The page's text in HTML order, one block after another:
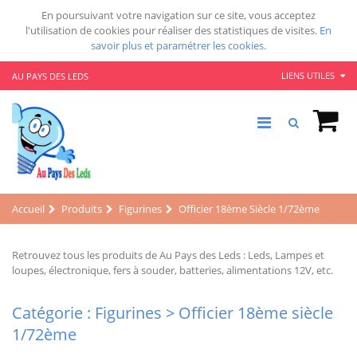
En poursuivant votre navigation sur ce site, vous acceptez
l'utilisation de cookies pour réaliser des statistiques de visites. En
savoir plus et paramétrer les cookies.
AU PAYS DES LEDS LIENS UTILES
Accueil Produits Figurines Officier 18ème Siècle 1/72ème
Retrouvez tous les produits de Au Pays des Leds : Leds, Lampes et
loupes, électronique, fers à souder, batteries, alimentations 12V, etc.
Catégorie : Figurines > Officier 18ème siècle
1/72ème